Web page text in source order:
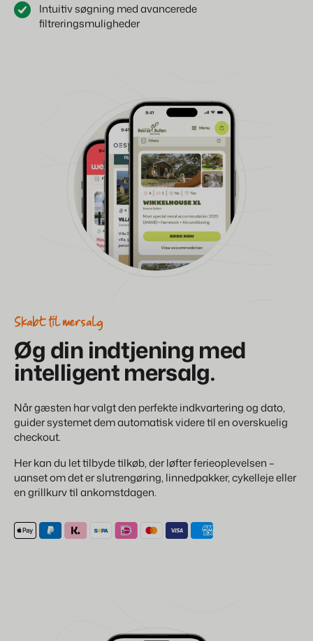
Intuitiv søgning med avancerede
filtreringsmuligheder
Skabt til mersalg
Øg din indtjening med
intelligent mersalg.
Når gæsten har valgt den perfekte indkvartering og dato,
guider systemet dem automatisk videre til en overskuelig
checkout.
Her kan du let tilbyde tilkøb, der løfter ferieoplevelsen –
uanset om det er slutrengøring, linnedpakker, cykelleje eller
en grillkurv til ankomstdagen.